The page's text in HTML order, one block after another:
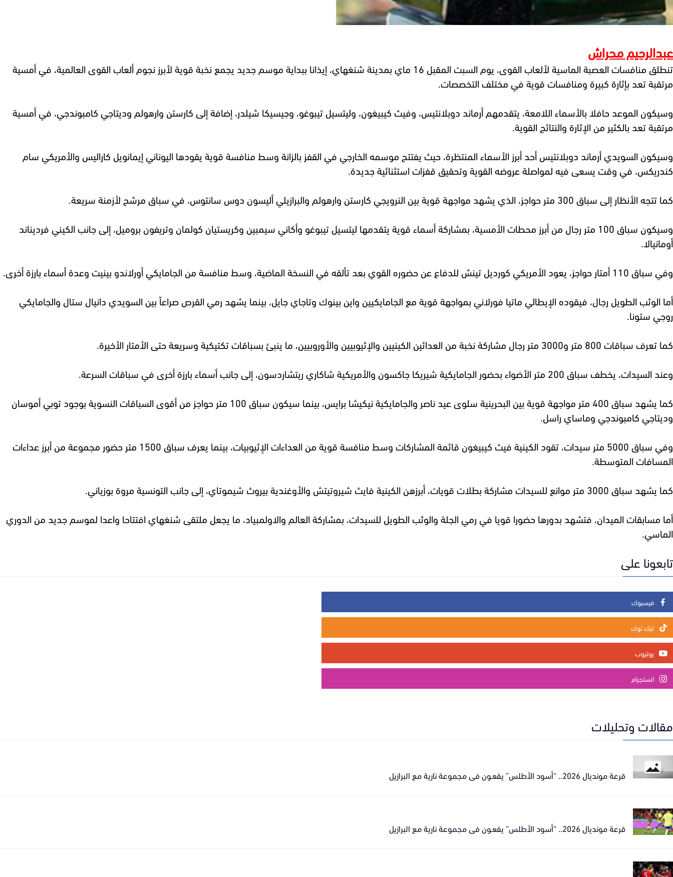
عبدالرحيم محراش
تنطلق منافسات العصبة الماسية لألعاب القوى، يوم السبت المقبل 16 ماي بمدينة شنغهاي، إيذانا ببداية موسم جديد يجمع نخبة
قوية لأبرز نجوم ألعاب القوى العالمية، في أمسية
مرتقبة تعد بإثارة كبيرة ومنافسات قوية في مختلف التخصصات.
وسيكون الموعد حافلا بالأسماء اللامعة، يتقدمهم أرماند دوبلانتيس، وفيث كيبيغون، وليتسيل تيبوغو، وجيسيكا شيلدر، إضافة إلى كارستن وارهولم وديتاجي كامبوندجي، في أمسية
مرتقبة تعد بالكثير من الإثارة والنتائج القوية.
وسيكون السويدي أرماند دوبلانتيس أحد أبرز الأسماء المنتظرة، حيث يفتتح موسمه الخارجي في القفز بالزانة وسط منافسة قوية يقودها اليوناني إيمانويل كاراليس والأمريكي سام
كندريكس، في وقت يسعى فيه لمواصلة عروضه القوية وتحقيق قفزات استثنائية جديدة.
كما تتجه الأنظار إلى سباق 300 متر حواجز، الذي يشهد مواجهة قوية بين النرويجي كارستن وارهولم والبرازيلي أليسون دوس سانتوس، في سباق مرشح لأزمنة سريعة.
وسيكون سباق 100 متر رجال من أبرز محطات الأمسية، بمشاركة أسماء قوية يتقدمها ليتسيل تيبوغو وأكاني سيمبين وكريستيان كولمان وتريفون بروميل، إلى جانب الكيني فرديناند
أومانيالا.
وفي سباق 110 أمتار حواجز، يعود الأمريكي كورديل تينش للدفاع عن حضوره القوي بعد تألقه في النسخة الماضية، وسط منافسة من الجامايكي أورلاندو بينيت وعدة أسماء بارزة أخرى.
أما الوثب الطويل رجال، فيقوده الإيطالي ماتيا فورلاني بمواجهة قوية مع الجامايكيين واين بينوك وتاجاي جايل، بينما يشهد رمي القرص صراعاً بين السويدي دانيال ستال والجامايكي
روجي ستونا.
كما تعرف سباقات 800 متر و3000 متر رجال مشاركة نخبة من العدائين الكينيين والإثيوبيين والأوروبيين، ما ينبئ بسباقات تكتيكية وسريعة حتى الأمتار الأخيرة.
وعند السيدات، يخطف سباق 200 متر الأضواء بحضور الجامايكية شيريكا جاكسون والأمريكية شاكاري ريتشاردسون، إلى جانب أسماء بارزة أخرى في سباقات السرعة.
كما يشهد سباق 400 متر مواجهة قوية بين البحرينية سلوى عيد ناصر والجامايكية نيكيشا برايس، بينما سيكون سباق 100 متر حواجز من أقوى السباقات النسوية بوجود توبي أموسان
وديتاجي كامبوندجي وماساي راسل.
وفي سباق 5000 متر سيدات، تقود الكينية فيث كيبيغون قائمة المشاركات وسط منافسة قوية من العداءات الإثيوبيات، بينما يعرف سباق 1500 متر حضور مجموعة من أبرز عداءات
المسافات المتوسطة.
كما يشهد سباق 3000 متر موانع للسيدات مشاركة بطلات قويات، أبرزهن الكينية فايث شيروتيتش والأوغندية بيروث شيموتاي، إلى جانب التونسية مروة بوزياني.
أما مسابقات الميدان، فتشهد بدورها حضورا قويا في رمي الجلة والوثب الطويل للسيدات، بمشاركة العالم والاولمبياد، ما يجعل ملتقى شنغهاي افتتاحا واعدا لموسم جديد من الدوري
الماسي.
تابعونا على
فيسبوك
تيك توك
يوتيوب
انستجرام
مقالات وتحليلات
قرعة مونديال 2026.. “أسود الأطلس” يقعـون في مجموعة نارية مع البرازيل
قرعة مونديال 2026.. “أسود الأطلس” يقعـون في مجموعة نارية مع البرازيل